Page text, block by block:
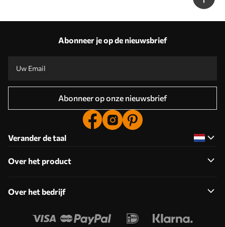
Abonneer je op de nieuwsbrief
Abonneer op onze nieuwsbrief
Verander de taal
Over het product
Over het bedrijf